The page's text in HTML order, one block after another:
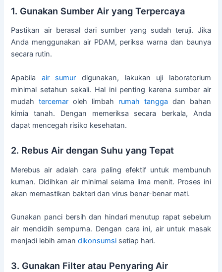
1. Gunakan Sumber Air yang Terpercaya
Pastikan air berasal dari sumber yang sudah teruji. Jika
Anda menggunakan air PDAM, periksa warna dan baunya
secara rutin.
Apabila air sumur digunakan, lakukan uji laboratorium
minimal setahun sekali. Hal ini penting karena sumber air
mudahtercemar oleh limbah rumah tangga dan bahan
kimia tanah. Dengan memeriksa secara berkala, Anda
dapat mencegah risiko kesehatan.
2. Rebus Air dengan Suhu yang Tepat
Merebus air adalah cara paling efektif untuk membunuh
kuman. Didihkan air minimal selama lima menit. Proses ini
akan memastikan bakteri dan virus benar-benar mati.
Gunakan panci bersih dan hindari menutup rapat sebelum
air mendidih sempurna. Dengan cara ini, air untuk masak
menjadi lebih amandikonsumsi setiap hari.
3. Gunakan Filter atau Penyaring Air